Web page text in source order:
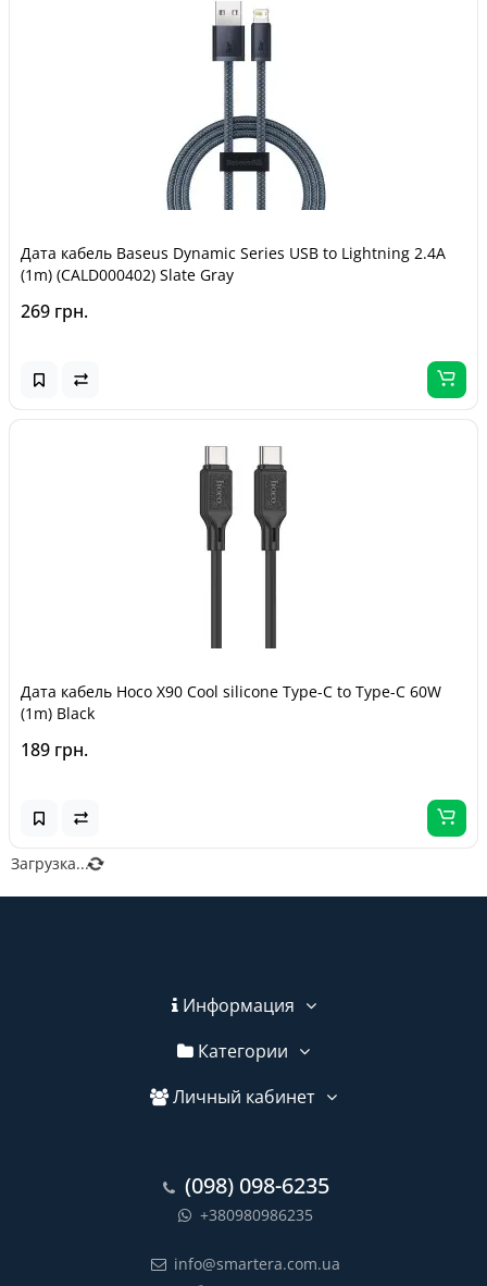
Дата кабель Baseus Dynamic Series USB to Lightning 2.4A
(1m) (CALD000402) Slate Gray
269 грн.
Дата кабель Hoco X90 Cool silicone Type-C to Type-C 60W
(1m) Black
189 грн.
Загрузка...
Информация
Категории
Личный кабинет
(098) 098-6235
+380980986235
info@smartera.com.ua